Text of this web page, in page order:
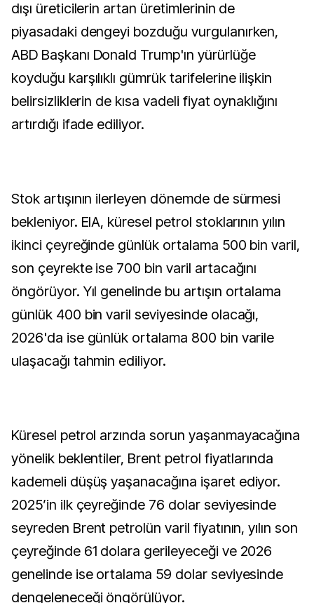
dışı üreticilerin artan üretimlerinin de
piyasadaki dengeyi bozduğu vurgulanırken,
ABD Başkanı Donald Trump'ın yürürlüğe
koyduğu karşılıklı gümrük tarifelerine ilişkin
belirsizliklerin de kısa vadeli fiyat oynaklığını
artırdığı ifade ediliyor.
Stok artışının ilerleyen dönemde de sürmesi
bekleniyor. EIA, küresel petrol stoklarının yılın
ikinci çeyreğinde günlük ortalama 500 bin varil,
son çeyrekte ise 700 bin varil artacağını
öngörüyor. Yıl genelinde bu artışın ortalama
günlük 400 bin varil seviyesinde olacağı,
2026'da ise günlük ortalama 800 bin varile
ulaşacağı tahmin ediliyor.
Küresel petrol arzında sorun yaşanmayacağına
yönelik beklentiler, Brent petrol fiyatlarında
kademeli düşüş yaşanacağına işaret ediyor.
2025’in ilk çeyreğinde 76 dolar seviyesinde
seyreden Brent petrolün varil fiyatının, yılın son
çeyreğinde 61 dolara gerileyeceği ve 2026
genelinde ise ortalama 59 dolar seviyesinde
dengeleneceği öngörülüyor.